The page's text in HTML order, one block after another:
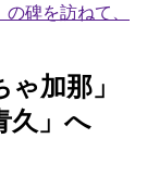
碑を訪ねて、
加那」
久」へ